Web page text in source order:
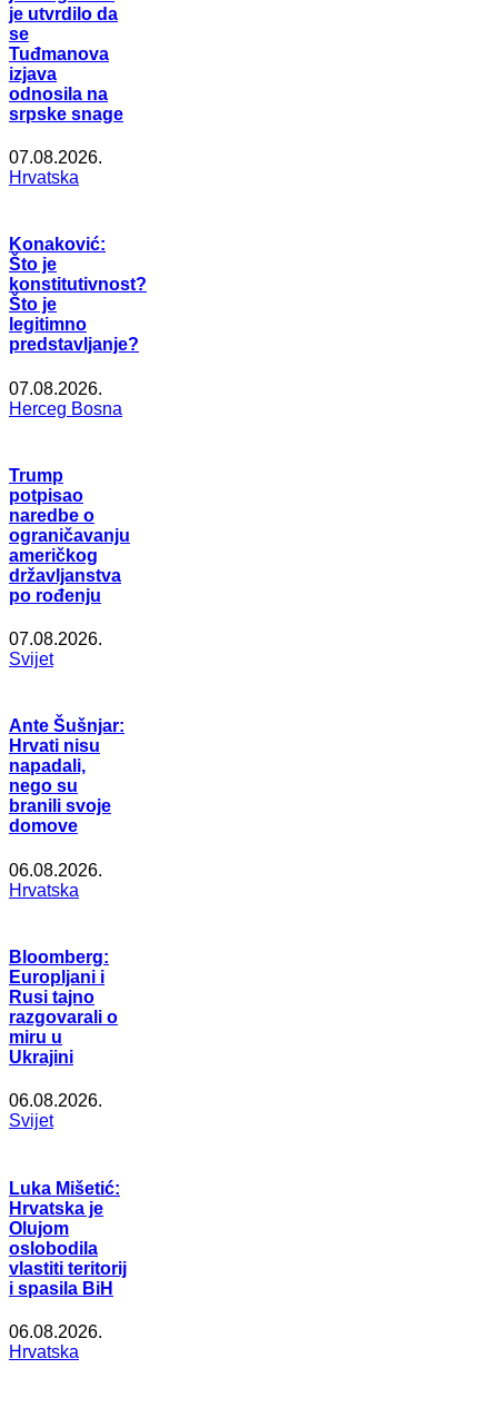
je utvrdilo da
se
Tuđmanova
izjava
odnosila na
srpske snage
07.08.2026.
Hrvatska
Konaković:
Što je
konstitutivnost?
Što je
legitimno
predstavljanje?
07.08.2026.
Herceg Bosna
Trump
potpisao
naredbe o
ograničavanju
američkog
državljanstva
po rođenju
07.08.2026.
Svijet
Ante Šušnjar:
Hrvati nisu
napadali,
nego su
branili svoje
domove
06.08.2026.
Hrvatska
Bloomberg:
Europljani i
Rusi tajno
razgovarali o
miru u
Ukrajini
06.08.2026.
Svijet
Luka Mišetić:
Hrvatska je
Olujom
oslobodila
vlastiti teritorij
i spasila BiH
06.08.2026.
Hrvatska